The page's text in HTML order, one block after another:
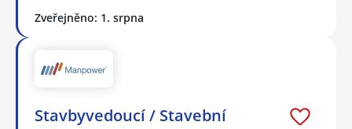
Zveřejněno: 1. srpna
Stavbyvedoucí / Stavební